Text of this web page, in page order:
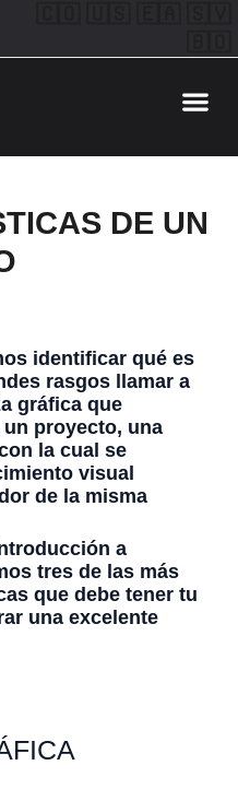
DE UN
identificar qué es
rasgos llamar a
gráfica que
proyecto, una
la cual se
visual
de la misma
a
tres de las más
que debe tener tu
una excelente